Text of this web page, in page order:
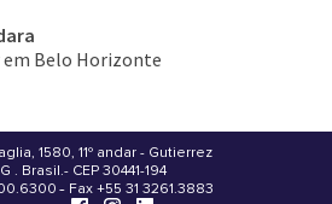
em Belo Horizonte
1580, 11º andar - Gutierrez
.
. Brasil - CEP 30441-194
-
- Fax +55 31 3261.3883